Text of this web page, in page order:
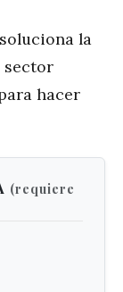
la
sector
hacer
(requiere